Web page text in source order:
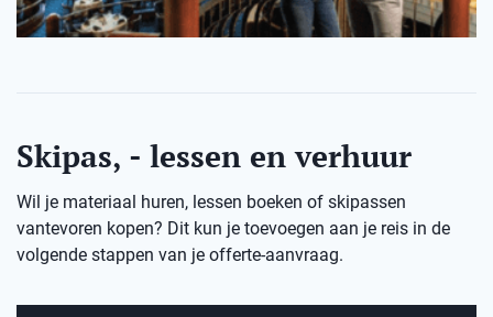
Skipas, - lessen en verhuur
Wil je materiaal huren, lessen boeken of skipassen
vantevoren kopen? Dit kun je toevoegen aan je reis in de
volgende stappen van je offerte-aanvraag.